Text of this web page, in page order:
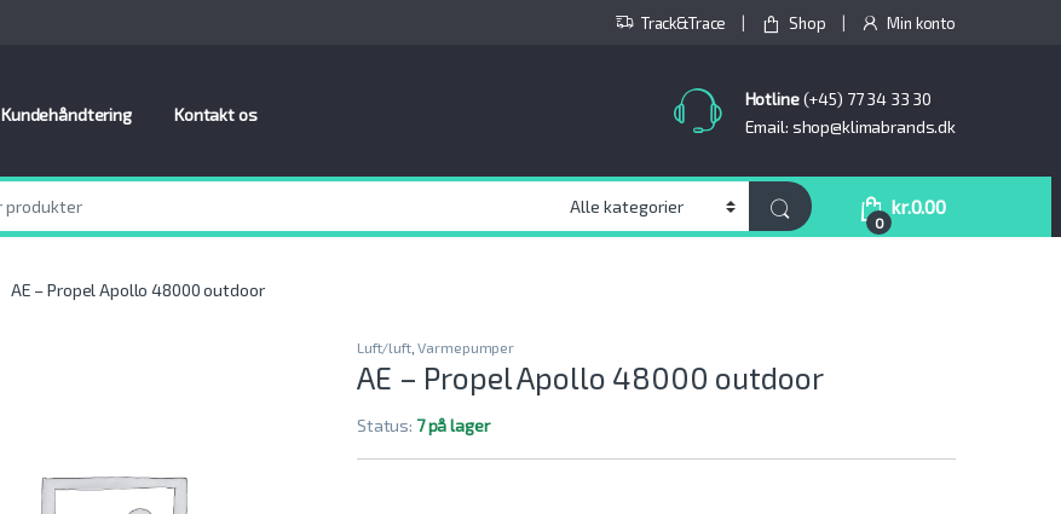
Track&Trace Shop Min konto
Kundehåndtering Kontakt os
Hotline(+45) 77 34 33 30
Email: shop@klimabrands.dk
0
kr.0.00
AE – Propel Apollo 48000 outdoor
Luft/luft,Varmepumper
AE – Propel Apollo 48000 outdoor
Status: 7 på lager